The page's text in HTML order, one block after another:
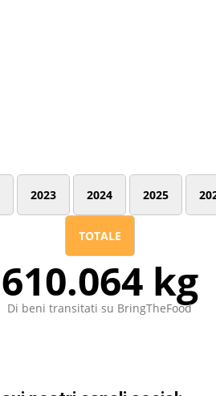
2023 2024 2025
TOTALE
610.064 kg
Di beni transitati su BringTheFood